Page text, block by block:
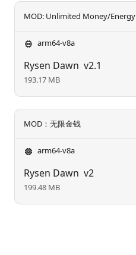
MOD: Unlimited Money/Energy
arm64-v8a
Rysen Dawn v2.1
193.17 MB
MOD：无限金钱
arm64-v8a
Rysen Dawn v2
199.48 MB